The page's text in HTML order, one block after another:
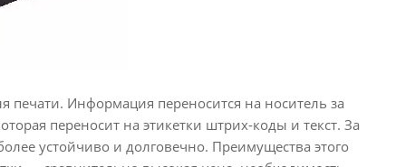
печати. Информация переносится на носитель за
переносит на этикетки штрих-коды и текст. За
устойчиво и долговечно. Преимущества этого